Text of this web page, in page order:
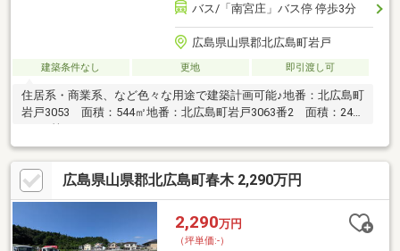
バス/「南宮庄」バス停 停歩3分
広島県山県郡北広島町岩戸
建築条件なし 更地 即引渡し可
住居系・商業系、など色々な用途で建築計画可能♪地番：北広島町
岩戸3053 面積：544㎡地番：北広島町岩戸3063番2 面積：249
㎡の2筆
広島県山県郡北広島町春木 2,290万円
2,290万円
（坪単価:-）